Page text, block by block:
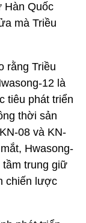
Hàn Quốc
mà Triều
rằng Triều
12 là
tiêu phát triển
thời sản
08 và KN-
Hwasong-
trung giữ
chiến lược